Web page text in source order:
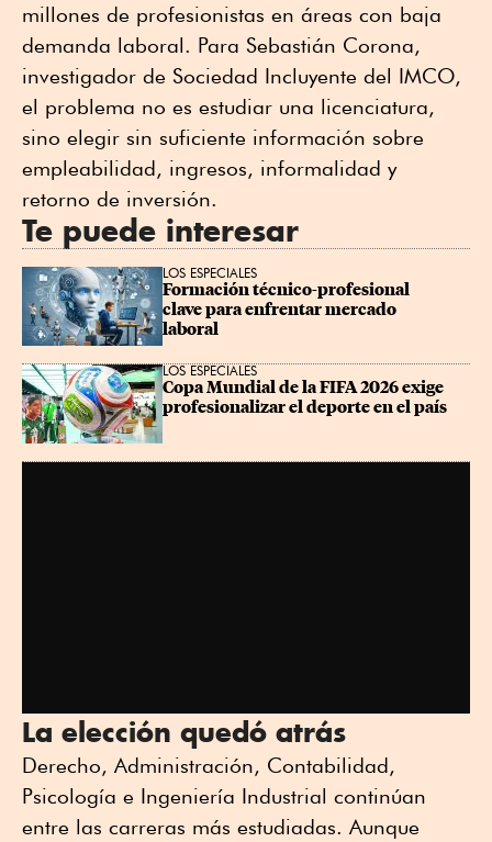
millones de profesionistas en áreas con baja
demanda laboral. Para Sebastián Corona,
investigador de Sociedad Incluyente del IMCO,
el problema no es estudiar una licenciatura,
sino elegir sin suficiente información sobre
empleabilidad, ingresos, informalidad y
retorno de inversión.
Te puede interesar
LOS ESPECIALES
Formación técnico-profesional
clave para enfrentar mercado
laboral
LOS ESPECIALES
Copa Mundial de la FIFA 2026 exige
profesionalizar el deporte en el país
La elección quedó atrás
Derecho, Administración, Contabilidad,
Psicología e Ingeniería Industrial continúan
entre las carreras más estudiadas. Aunque